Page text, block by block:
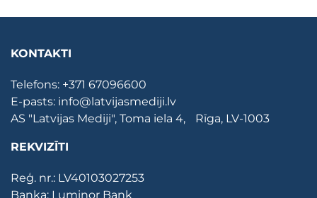
KONTAKTI
Telefons: +371 67096600
E-pasts: info@latvijasmediji.lv
AS "Latvijas Mediji", Toma iela 4, Rīga, LV-1003
REKVIZĪTI
Reģ. nr.: LV40103027253
Banka: Luminor Bank